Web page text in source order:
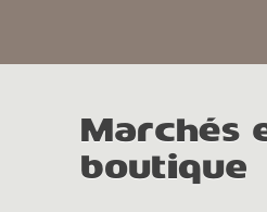
Marchés
boutique